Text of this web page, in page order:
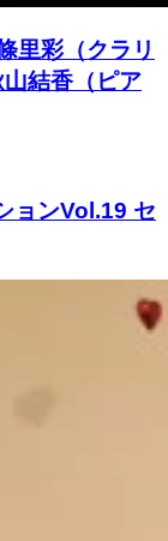
里彩（クラリ
結香（ピア
ョンVol.19 セ